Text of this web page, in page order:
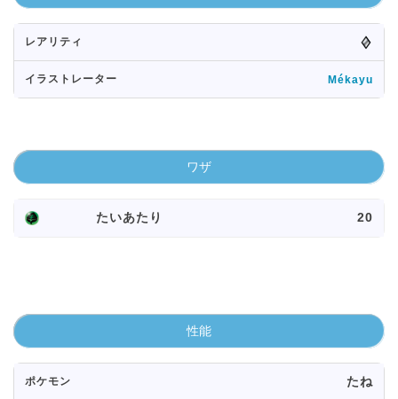
レアリティ
イラストレーター Mékayu
ワザ
たいあたり 20
性能
ポケモン たね